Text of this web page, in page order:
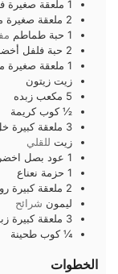
1 ملعقة صغيرة
2 ملعقة صغيرة
1 حبة طماطم
2 حبة فلفل
1 ملعقة صغيرة
زيت زيتون
5 مكعب زبده
½ كوبكريمة
3 ملعقة كبيرة
زيت للقلي
1 عود بصل اخضر
1 حزمة نعناع
2 ملعقة كبيرة
ليمون شرائح
3 ملعقة كبيرة
¼ كوب طحينة
الخطوات